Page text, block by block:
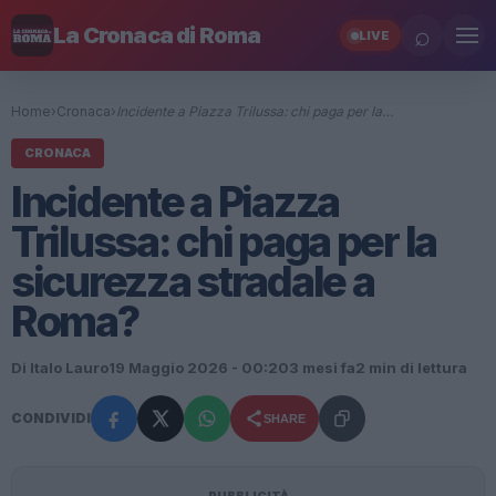
La Cronaca di Roma LIVE ⌕
Home› Cronaca› Incidente a Piazza Trilussa: chi paga per la…
CRONACA
Incidente a Piazza
Trilussa: chi paga per la
sicurezza stradale a
Roma?
Di Italo Lauro19 Maggio 2026 - 00:203 mesi fa2 min di lettura
CONDIVIDI SHARE